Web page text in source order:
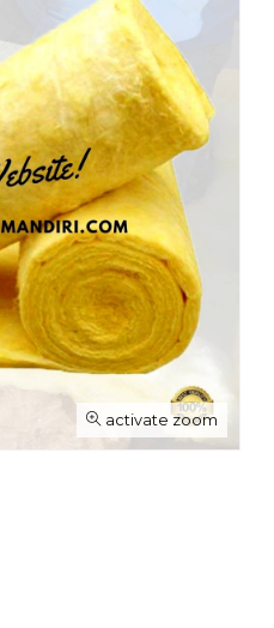
activate zoom